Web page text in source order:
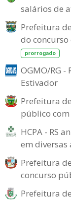
salários de
Prefeitura
do concurso
prorrogado
OGMO/RG -
Estivador
Prefeitura
público com
HCPA - RS
em diversas
Prefeitura
concurso
Prefeitura